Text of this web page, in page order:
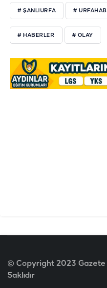
# ŞANLIURFA #
# HABERLER # OLAY
© Copyright 2023 Gazete
Saklıdır